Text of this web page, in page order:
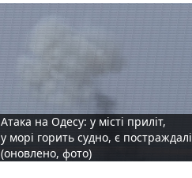
Атака на Одесу: у місті приліт,
у морі горить судно, є постраждалі
(оновлено, фото)